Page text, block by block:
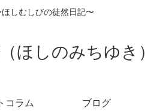
ほしむしびの徒然日記〜
ほしのみちゆき）
コラム ブログ